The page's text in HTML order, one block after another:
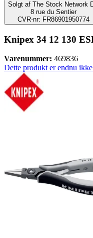
Solgt af The Stock Network
8 rue du Sentier
CVR-nr: FR86901950774
Knipex 34 12 130
Varenummer: 469836
Dette produkt er endnu